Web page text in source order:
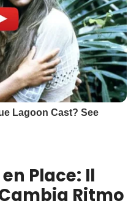
Place: Il
Ritmo